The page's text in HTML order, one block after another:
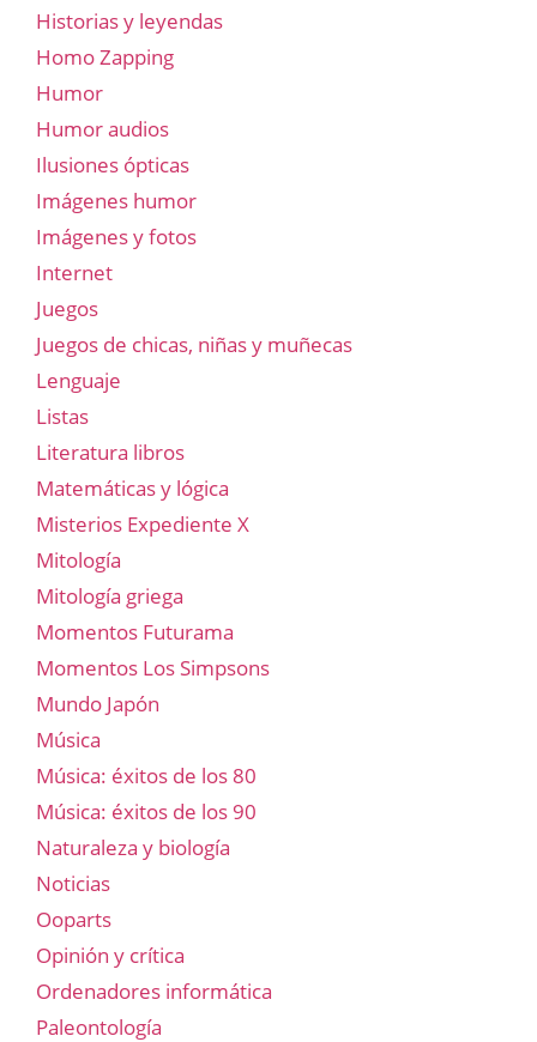
Historias y leyendas
Homo Zapping
Humor
Humor audios
Ilusiones ópticas
Imágenes humor
Imágenes y fotos
Internet
Juegos
Juegos de chicas, niñas y muñecas
Lenguaje
Listas
Literatura libros
Matemáticas y lógica
Misterios Expediente X
Mitología
Mitología griega
Momentos Futurama
Momentos Los Simpsons
Mundo Japón
Música
Música: éxitos de los 80
Música: éxitos de los 90
Naturaleza y biología
Noticias
Ooparts
Opinión y crítica
Ordenadores informática
Paleontología